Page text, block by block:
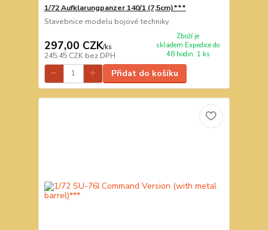
1/72 Aufklarungpanzer 140/1 (7,5cm)***
Stavebnice modelu bojové techniky.
297,00 CZK/ks
245,45 CZK bez DPH
Zboží je
skladem.Expedice do
48 hodin. 1 ks
Přidat do košíku